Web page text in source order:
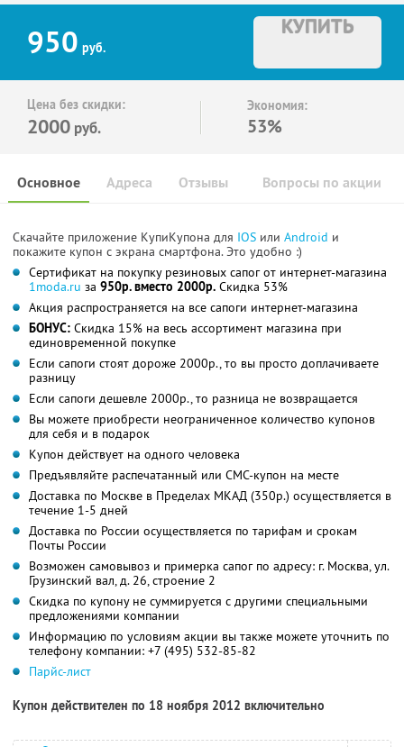
950 руб.
КУПИТЬ
Цена без скидки:
2000 руб.
Экономия:
53%
Основное Отзывы Вопросы по акции
Адреса
Скачайте приложение КупиКупона для IOS или Android и
покажите купон с экрана смартфона. Это удобно :)
Сертификат на покупку резиновых сапог от интернет-магазина
1moda.ru за 950р. вместо 2000р. Скидка 53%
Акция распространяется на все сапоги интернет-магазина
БОНУС: Скидка 15% на весь ассортимент магазина при
единовременной покупке
Если сапоги стоят дороже 2000р., то вы просто доплачиваете
разницу
Если сапоги дешевле 2000р., то разница не возвращается
Вы можете приобрести неограниченное количество купонов
для себя и в подарок
Купон действует на одного человека
Предъявляйте распечатанный или СМС-купон на месте
Доставка по Москве в Пределах МКАД (350р.) осуществляется в
течение 1-5 дней
Доставка по России осуществляется по тарифам и срокам
Почты России
Возможен самовывоз и примерка сапог по адресу: г. Москва, ул.
Грузинский вал, д. 26, строение 2
Скидка по купону не суммируется с другими специальными
предложениями компании
Информацию по условиям акции вы также можете уточнить по
телефону компании: +7 (495) 532-85-82
Парйс-лист
Купон действителен по 18 ноября 2012 включительно